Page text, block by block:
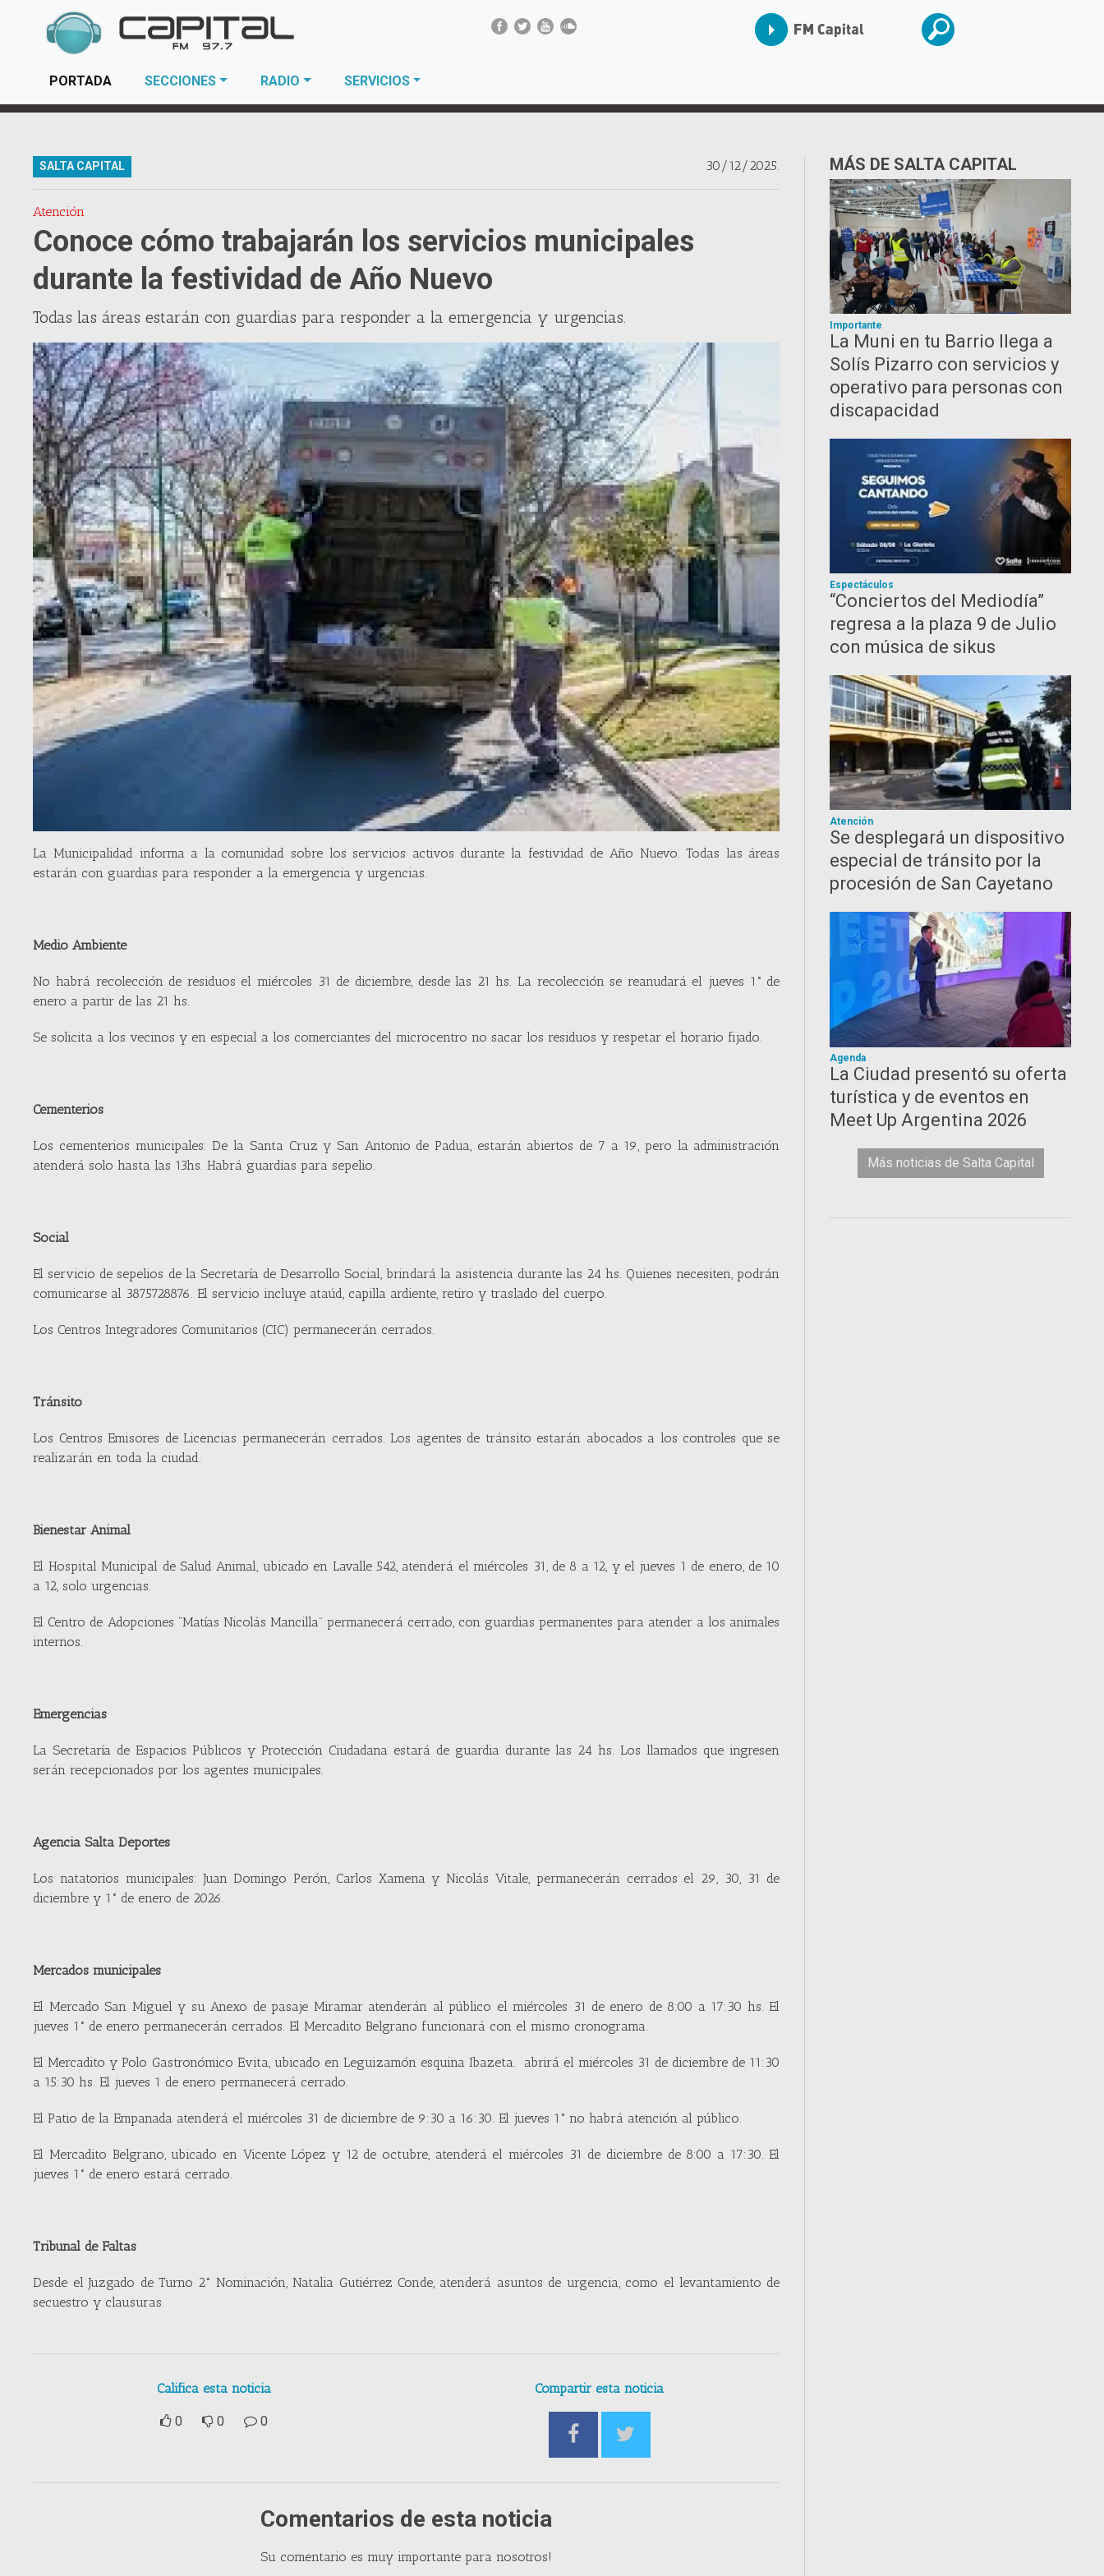
PORTADA(current)SECCIONES RADIO SERVICIOS
30/12/2025.
SALTA CAPITAL
Atención
Conoce cómo trabajarán los servicios municipales
durante la festividad de Año Nuevo
Todas las áreas estarán con guardias para responder a la emergencia y urgencias.
La Municipalidad informa a la comunidad sobre los servicios activos durante la festividad de Año Nuevo. Todas las áreas
estarán con guardias para responder a la emergencia y urgencias.
Medio Ambiente
No habrá recolección de residuos el miércoles 31 de diciembre, desde las 21 hs. La recolección se reanudará el jueves 1° de
enero a partir de las 21 hs.
Se solicita a los vecinos y en especial a los comerciantes del microcentro no sacar los residuos y respetar el horario fijado.
Cementerios
Los cementerios municipales: De la Santa Cruz y San Antonio de Padua, estarán abiertos de 7 a 19, pero la administración
atenderá solo hasta las 13hs. Habrá guardias para sepelio.
Social
El servicio de sepelios de la Secretaría de Desarrollo Social, brindará la asistencia durante las 24 hs. Quienes necesiten, podrán
comunicarse al 3875728876. El servicio incluye ataúd, capilla ardiente, retiro y traslado del cuerpo.
Los Centros Integradores Comunitarios (CIC) permanecerán cerrados.
Tránsito
Los Centros Emisores de Licencias permanecerán cerrados. Los agentes de tránsito estarán abocados a los controles que se
realizarán en toda la ciudad.
Bienestar Animal
El Hospital Municipal de Salud Animal, ubicado en Lavalle 542, atenderá el miércoles 31, de 8 a 12, y el jueves 1 de enero, de 10
a 12, solo urgencias.
El Centro de Adopciones “Matías Nicolás Mancilla” permanecerá cerrado, con guardias permanentes para atender a los animales
internos.
Emergencias
La Secretaría de Espacios Públicos y Protección Ciudadana estará de guardia durante las 24 hs. Los llamados que ingresen
serán recepcionados por los agentes municipales.
Agencia Salta Deportes
Los natatorios municipales: Juan Domingo Perón, Carlos Xamena y Nicolás Vitale, permanecerán cerrados el 29, 30, 31 de
diciembre y 1° de enero de 2026.
Mercados municipales
El Mercado San Miguel y su Anexo de pasaje Miramar atenderán al público el miércoles 31 de enero de 8:00 a 17:30 hs. El
jueves 1° de enero permanecerán cerrados. El Mercadito Belgrano funcionará con el mismo cronograma.
El Mercadito y Polo Gastronómico Evita, ubicado en Leguizamón esquina Ibazeta. abrirá el miércoles 31 de diciembre de 11:30
a 15:30 hs. El jueves 1 de enero permanecerá cerrado.
El Patio de la Empanada atenderá el miércoles 31 de diciembre de 9:30 a 16:30. El jueves 1° no habrá atención al público.
El Mercadito Belgrano, ubicado en Vicente López y 12 de octubre, atenderá el miércoles 31 de diciembre de 8:00 a 17:30. El
jueves 1° de enero estará cerrado.
Tribunal de Faltas
Desde el Juzgado de Turno 2° Nominación, Natalia Gutiérrez Conde, atenderá asuntos de urgencia, como el levantamiento de
secuestro y clausuras.
Califica esta noticia
0 0 0
Compartir esta noticia
Comentarios de esta noticia
Su comentario es muy importante para nosotros!
MÁS DE SALTA CAPITAL
Importante
La Muni en tu Barrio llega a
Solís Pizarro con servicios y
operativo para personas con
discapacidad
Espectáculos
“Conciertos del Mediodía”
regresa a la plaza 9 de Julio
con música de sikus
Atención
Se desplegará un dispositivo
especial de tránsito por la
procesión de San Cayetano
Agenda
La Ciudad presentó su oferta
turística y de eventos en
Meet Up Argentina 2026
Más noticias de Salta Capital